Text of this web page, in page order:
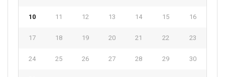
10 11 12 13 14 15 16
17 18 19 20 21 22 23
24 25 26 27 28 29 30